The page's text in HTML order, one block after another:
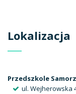
Lokalizacja
Przedszkole
ul. Wejherowska